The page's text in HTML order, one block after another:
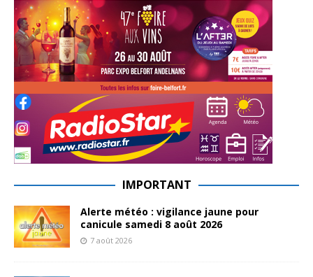
IMPORTANT
Alerte météo : vigilance jaune pour
canicule samedi 8 août 2026
7 août 2026